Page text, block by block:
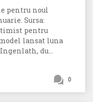
pentru noul
Sursa:
pentru
lansat luna
du...
0